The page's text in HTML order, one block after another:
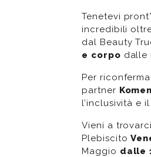
Tenetevi
incredibili
dal Beauty
e corpo dalle
Per
partner
l’inclusività e
Vieni a
Plebiscito
Maggio dalle